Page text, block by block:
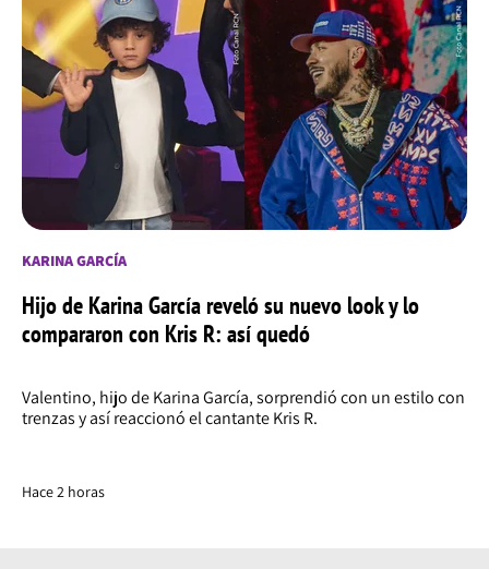
KARINA GARCÍA
Hijo de Karina García reveló su nuevo look y lo
compararon con Kris R: así quedó
Valentino, hijo de Karina García, sorprendió con un estilo con
trenzas y así reaccionó el cantante Kris R.
Hace 2 horas